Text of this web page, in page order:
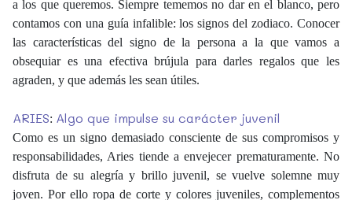
a los que queremos. Siempre tememos no dar en el blanco, pero
contamos con una guía infalible: los signos del zodiaco. Conocer
las características del signo de la persona a la que vamos a
obsequiar es una efectiva brújula para darles regalos que les
agraden, y que además les sean útiles.
ARIES: Algo que impulse su carácter juvenil
Como es un signo demasiado consciente de sus compromisos y
responsabilidades, Aries tiende a envejecer prematuramente. No
disfruta de su alegría y brillo juvenil, se vuelve solemne muy
joven. Por ello ropa de corte y colores juveniles, complementos